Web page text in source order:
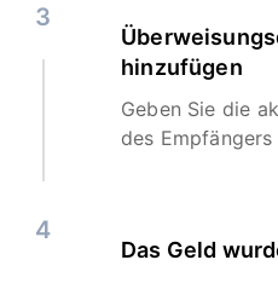
3
hinzufügen
Geben Sie die
des Empfängers
4
Das Geld